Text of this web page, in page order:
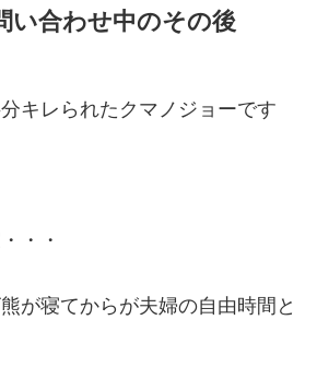
い合わせ中のその後
キレられたクマノジョーです
・・
が寝てからが夫婦の自由時間と